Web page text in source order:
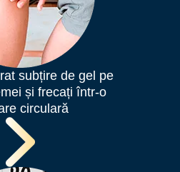
subțire de gel pe
și frecați într-o
circulară